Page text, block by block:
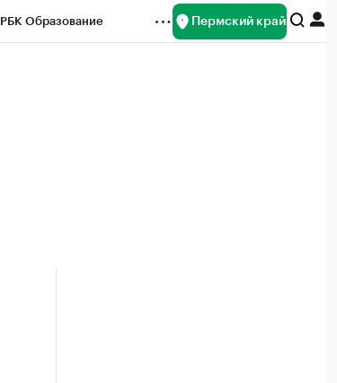
РБК Образование Пермский край